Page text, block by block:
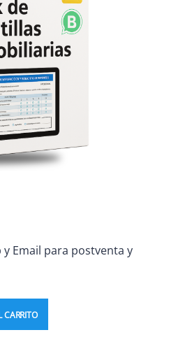
Email para postventa y
CARRITO